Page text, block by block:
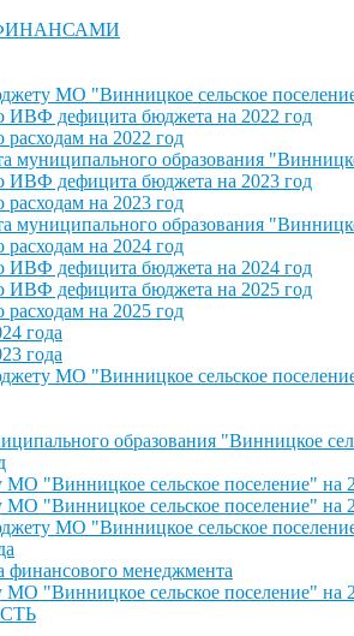
МО "Винницкое сельское
ИВФ дефицита бюджета на 2022 год
на 2022 год
образования
ИВФ дефицита бюджета на 2023 год
на 2023 год
образования
на 2024 год
ИВФ дефицита бюджета на 2024 год
ИВФ дефицита бюджета на 2025 год
на 2025 год
года
года
МО "Винницкое сельское
образования "Винницкое
"Винницкое сельское поселение" на
"Винницкое сельское поселение" на
МО "Винницкое сельское
финансового менеджмента
"Винницкое сельское поселение" на